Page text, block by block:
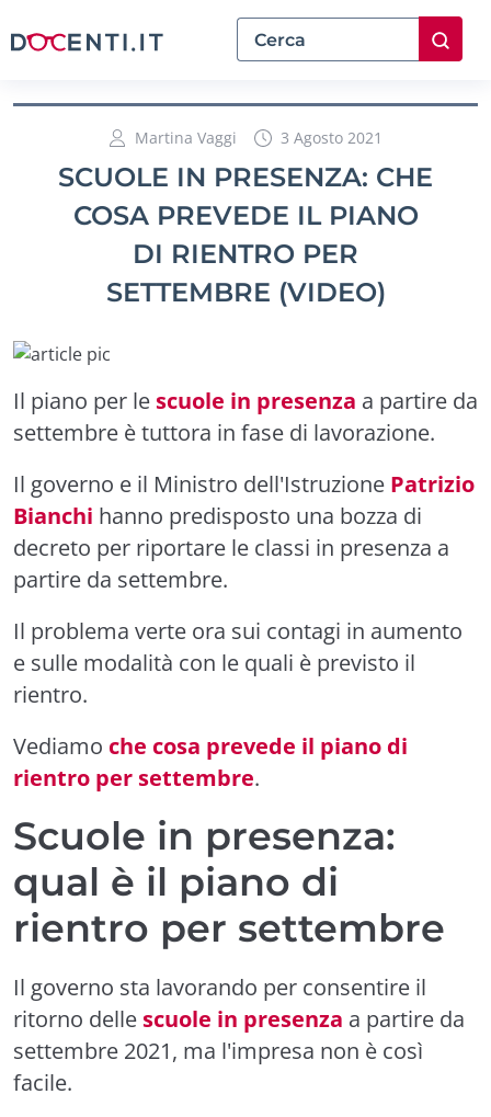
Martina Vaggi 3 Agosto 2021
SCUOLE IN PRESENZA: CHE
COSA PREVEDE IL PIANO
DI RIENTRO PER
SETTEMBRE (VIDEO)
Il piano per le scuole in presenza a partire da
settembre è tuttora in fase di lavorazione.
Il governo e il Ministro dell'Istruzione Patrizio
Bianchi hanno predisposto una bozza di
decreto per riportare le classi in presenza a
partire da settembre.
Il problema verte ora sui contagi in aumento
e sulle modalità con le quali è previsto il
rientro.
Vediamo che cosa prevede il piano di
rientro per settembre.
Scuole in presenza:
qual è il piano di
rientro per settembre
Il governo sta lavorando per consentire il
ritorno delle scuole in presenza a partire da
settembre 2021, ma l'impresa non è così
facile.